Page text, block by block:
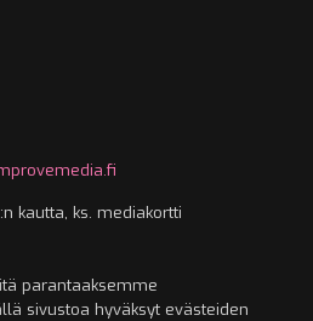
kautta, ks. mediakortti
parantaaksemme
sivustoa hyväksyt evästeiden